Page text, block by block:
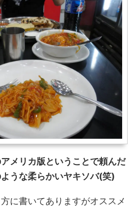
メリカ版ということで頼んだ
うな柔らかいヤキソバ(笑)
に書いてありますがオススメ